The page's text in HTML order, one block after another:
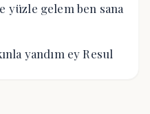
yüzle gelem ben sana
yandım ey Resul